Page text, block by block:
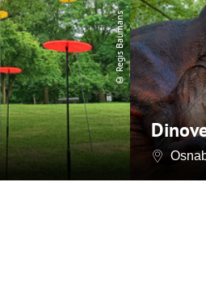
© Regis Baumans